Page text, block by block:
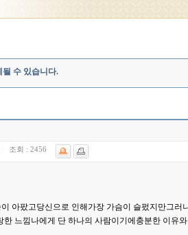
수 있습니다.
조회 : 2456
아팠고당신으로 인해가장 가슴이 슬펐지만​그
느낌나에게 단 하나의 사람이기에충분한 이유